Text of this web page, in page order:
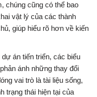
chúng cũng có thể bao
vật lý của các thành
giúp hiểu rõ hơn về kiến
dự án tiến triển, các biểu
ánh những thay đổi
vai trò là tài liệu sống,
trạng thái hiện tại của